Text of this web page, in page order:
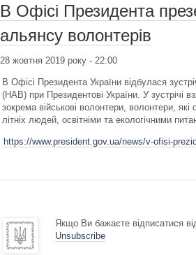
В Офісі Президента
альянсу волонтерів
28 жовтня 2019 року - 22:00
В Офісі Президента України відбулася
(НАВ) при Президентові України. У зустрічі
зокрема військові волонтери, волонтери, які
літніх людей, освітніми та екологічними
https://www.president.gov.ua/news/v-ofisi-
Якщо Ви бажаєте відписатися
Unsubscribe